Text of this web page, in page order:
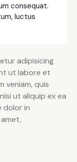
consequat.
luctus
adipisicing
ut labore et
veniam, quis
ut aliquip ex ea
dolor in